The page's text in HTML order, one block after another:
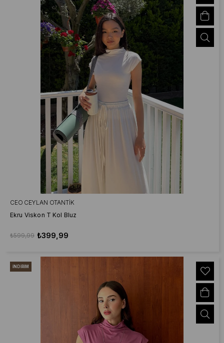
CEO CEYLAN OTANTIK
Ekru Viskon T Kol Bluz
₺399,99
₺599,99
İNDIRIM